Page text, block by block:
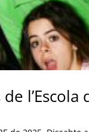
l’Escola